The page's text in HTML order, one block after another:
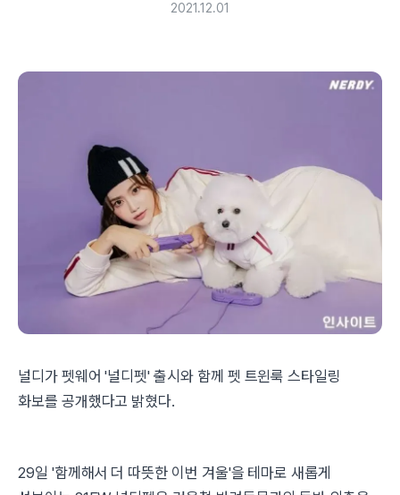
2021.12.01
널디가 펫웨어 '널디펫' 출시와 함께 펫 트윈룩 스타일링
화보를 공개했다고 밝혔다.
29일 '함께해서 더 따뜻한 이번 겨울'을 테마로 새롭게